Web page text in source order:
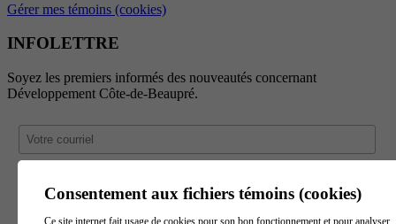
Gérer mes témoins (cookies)
INFOLETTRE
Soyez les premiers informés des nouveautés concernant
Développement Côte-de-Beaupré.
Consentement aux fichiers témoins (cookies)
Ce site internet fait usage de cookies pour son bon fonctionnement et pour analyser